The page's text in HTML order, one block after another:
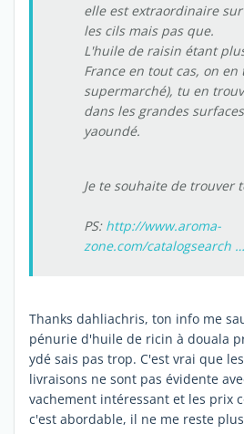
elle est extraordinaire
les cils mais pas que.
L'huile de raisin étant
France en tout cas, on
supermarché), tu en
dans les grandes
yaoundé.
Je te souhaite de trouver
PS: http://www.aroma-
zone.com/catalogsearch
Thanks dahliachris, ton info me
pénurie d'huile de ricin à douala
ydé sais pas trop. C'est vrai que
livraisons ne sont pas évidente
vachement intéressant et les prix
c'est abordable, il ne me reste